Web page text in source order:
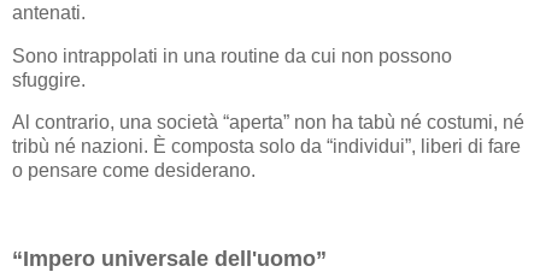
antenati.
Sono intrappolati in una routine da cui non possono
sfuggire.
Al contrario, una società “aperta” non ha tabù né costumi, né
tribù né nazioni. È composta solo da “individui”, liberi di fare
o pensare come desiderano.
“Impero universale dell'uomo”